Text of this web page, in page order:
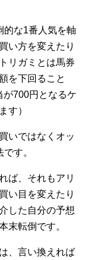
的な1番人気を軸
い方を変えたり
リガミとは馬券
を下回ること
が700円となるケ
す）
いではなくオッ
す。
ば、それもアリ
い目を変えたり
した自分の予想
末転倒です。
、言い換えれば